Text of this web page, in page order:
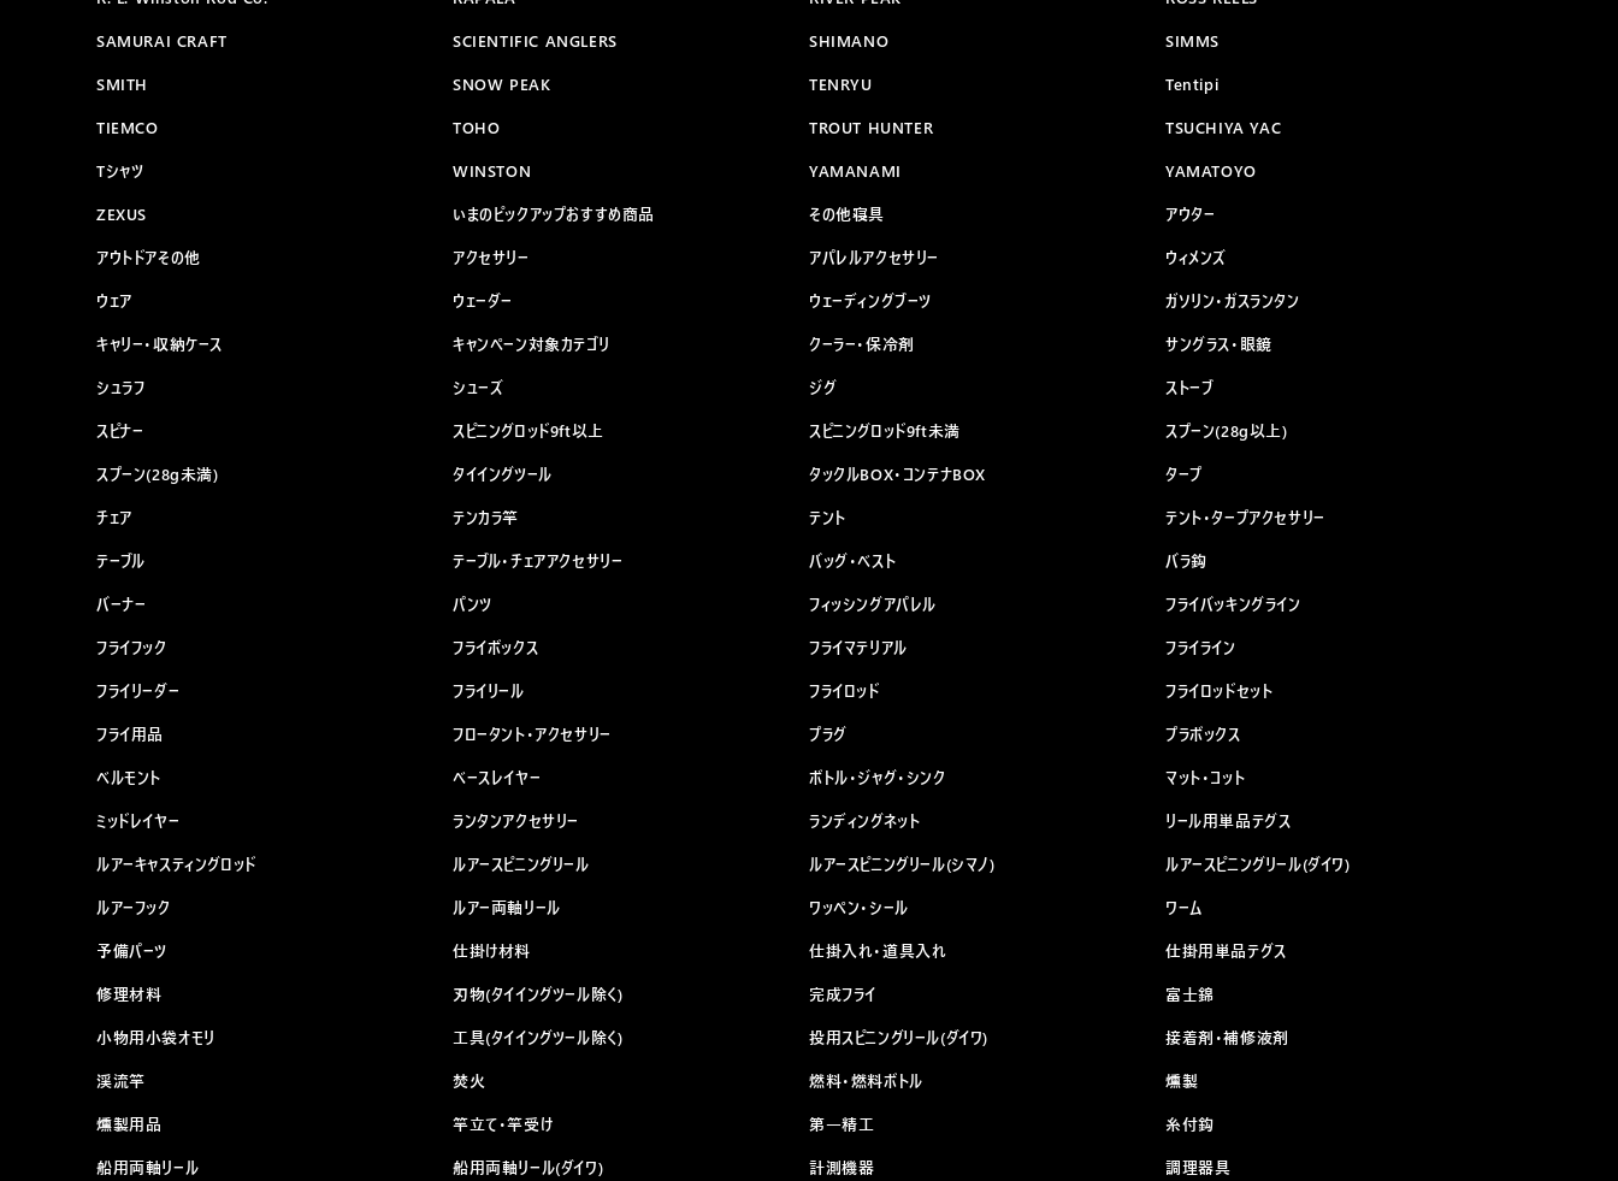
SAMURAI CRAFT SCIENTIFIC ANGLERS SHIMANO SIMMS
SMITH SNOW PEAK TENRYU Tentipi
TIEMCO TOHO TROUT HUNTER TSUCHIYA YAC
Tシャツ WINSTON YAMANAMI YAMATOYO
ZEXUS いまのピックアップおすすめ商品 その他寝具 アウター
アウトドアその他 アクセサリー アパレルアクセサリー ウィメンズ
ウェア ウェーダー ウェーディングブーツ ガソリン・ガスランタン
キャリー・収納ケース キャンペーン対象カテゴリ クーラー・保冷剤 サングラス・眼鏡
シュラフ シューズ ジグ ストーブ
スピナー スピニングロッド9ft以上 スピニングロッド9ft未満 スプーン(28g以上)
スプーン(28g未満) タイイングツール タックルBOX・コンテナBOX タープ
チェア テンカラ竿 テント テント・タープアクセサリー
テーブル テーブル・チェアアクセサリー バッグ・ベスト バラ鈎
バーナー パンツ フィッシングアパレル フライバッキングライン
フライフック フライボックス フライマテリアル フライライン
フライリーダー フライリール フライロッド フライロッドセット
フライ用品 フロータント・アクセサリー プラグ プラボックス
ベルモント ベースレイヤー ボトル・ジャグ・シンク マット・コット
ミッドレイヤー ランタンアクセサリー ランディングネット リール用単品テグス
ルアーキャスティングロッド ルアースピニングリール ルアースピニングリール(シマノ) ルアースピニングリール(ダイワ)
ルアーフック ルアー両軸リール ワッペン・シール ワーム
予備パーツ 仕掛け材料 仕掛入れ・道具入れ 仕掛用単品テグス
修理材料 刃物(タイイングツール除く) 完成フライ 富士錦
小物用小袋オモリ 工具(タイイングツール除く) 投用スピニングリール(ダイワ) 接着剤・補修液剤
渓流竿 焚火 燃料・燃料ボトル 燻製
燻製用品 竿立て・竿受け 第一精工 糸付鈎
船用両軸リール 船用両軸リール(ダイワ) 計測機器 調理器具